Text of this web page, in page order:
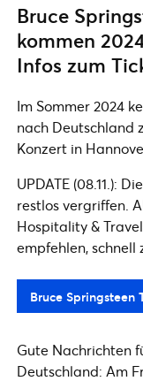
Bruce
kommen
Infos zum
Im Sommer 2024
nach Deutschland
Konzert in
UPDATE (08.11.):
restlos vergriffen.
Hospitality &
empfehlen, schnell
Bruce Springsteen
Gute Nachrichten
Deutschland: Am